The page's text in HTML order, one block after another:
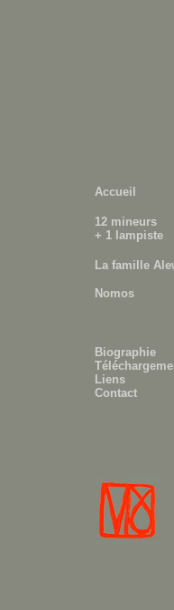
Accueil
12 mineurs
+ 1 lampiste
La famille
Nomos
Biographie
Liens
Contact